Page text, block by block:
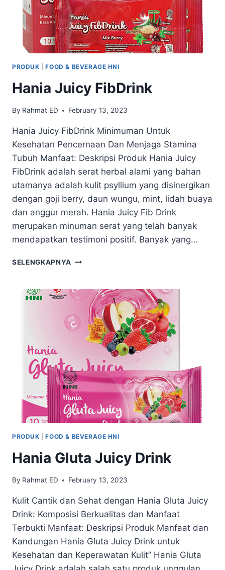
PRODUK |FOOD & BEVERAGE HNI
Hania Juicy FibDrink
By Rahmat ED February 13, 2023
Hania Juicy FibDrink Minimuman Untuk
Kesehatan Pencernaan Dan Menjaga Stamina
Tubuh Manfaat: Deskripsi Produk Hania Juicy
FibDrink adalah serat herbal alami yang bahan
utamanya adalah kulit psyllium yang disinergikan
dengan goji berry, daun wungu, mint, lidah buaya
dan anggur merah. Hania Juicy Fib Drink
merupakan minuman serat yang telah banyak
mendapatkan testimoni positif. Banyak yang…
SELENGKAPNYA
PRODUK |FOOD & BEVERAGE HNI
Hania Gluta Juicy Drink
By Rahmat ED February 13, 2023
Kulit Cantik dan Sehat dengan Hania Gluta Juicy
Drink: Komposisi Berkualitas dan Manfaat
Terbukti Manfaat: Deskripsi Produk Manfaat dan
Kandungan Hania Gluta Juicy Drink untuk
Kesehatan dan Keperawatan Kulit” Hania Gluta